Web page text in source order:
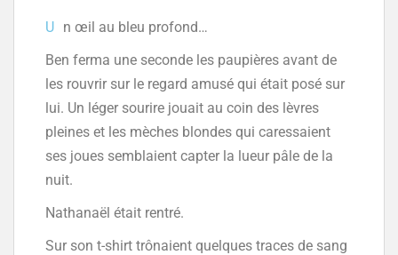
U n œil au bleu profond…
Ben ferma une seconde les paupières avant de
les rouvrir sur le regard amusé qui était posé sur
lui. Un léger sourire jouait au coin des lèvres
pleines et les mèches blondes qui caressaient
ses joues semblaient capter la lueur pâle de la
nuit.
Nathanaël était rentré.
Sur son t-shirt trônaient quelques traces de sang